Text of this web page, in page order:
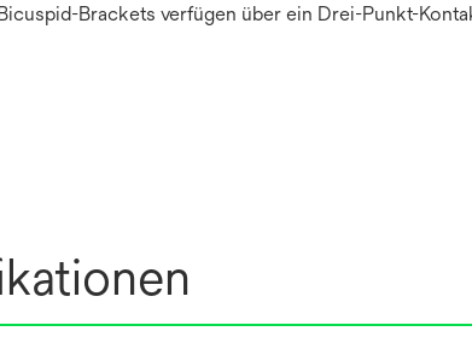
Brackets verfügen über ein Drei-Punkt-